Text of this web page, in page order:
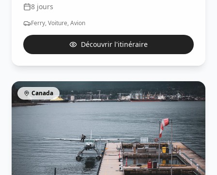
8 jours
Ferry, Voiture, Avion
Découvrir l'itinéraire
Canada